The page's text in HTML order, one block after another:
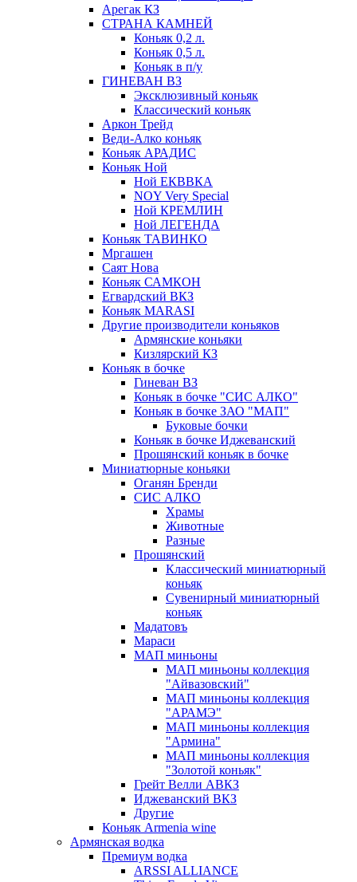
Арегак КЗ
СТРАНА КАМНЕЙ
Коньяк 0,2 л.
Коньяк 0,5 л.
Коньяк в п/у
ГИНЕВАН ВЗ
Эксклюзивный коньяк
Классический коньяк
Аркон Трейд
Веди-Алко коньяк
Коньяк АРАДИС
Коньяк Ной
Ной ЕКВВКА
NOY Very Special
Ной КРЕМЛИН
Ной ЛЕГЕНДА
Коньяк ТАВИНКО
Мргашен
Саят Нова
Коньяк САМКОН
Егвардский ВКЗ
Коньяк MARASI
Другие производители коньяков
Армянские коньяки
Кизлярский КЗ
Коньяк в бочке
Гиневан ВЗ
Коньяк в бочке "СИС АЛКО"
Коньяк в бочке ЗАО "МАП"
Буковые бочки
Коньяк в бочке Иджеванский
Прошянский коньяк в бочке
Миниатюрные коньяки
Оганян Бренди
СИС АЛКО
Храмы
Животные
Разные
Прошянский
Классический миниатюрный
коньяк
Сувенирный миниатюрный
коньяк
Мадатовъ
Мараси
МАП миньоны
МАП миньоны коллекция
"Айвазовский"
МАП миньоны коллекция
"АРАМЭ"
МАП миньоны коллекция
"Армина"
МАП миньоны коллекция
"Золотой коньяк"
Грейт Велли АВКЗ
Иджеванский ВКЗ
Другие
Коньяк Armenia wine
Армянская водка
Премиум водка
ARSSI ALLIANCE